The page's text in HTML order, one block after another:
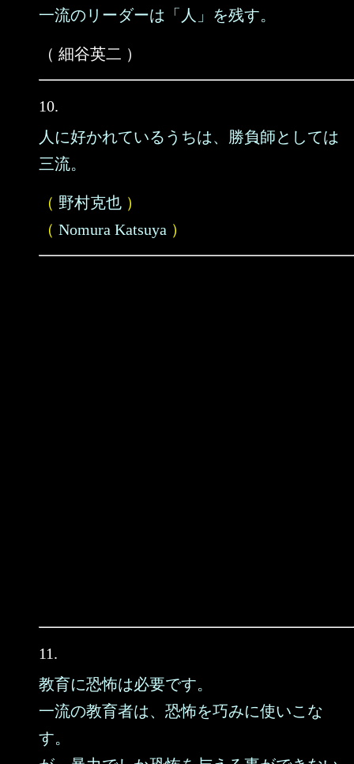
一流のリーダーは「人」を残す。
（ 細谷英二 ）
10.
人に好かれているうちは、勝負師としては
三流。
（ 野村克也 ）
（ Nomura Katsuya ）
11.
教育に恐怖は必要です。
一流の教育者は、恐怖を巧みに使いこな
す。